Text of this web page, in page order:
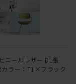
ールレザー DL張
ラー：T1×フラック